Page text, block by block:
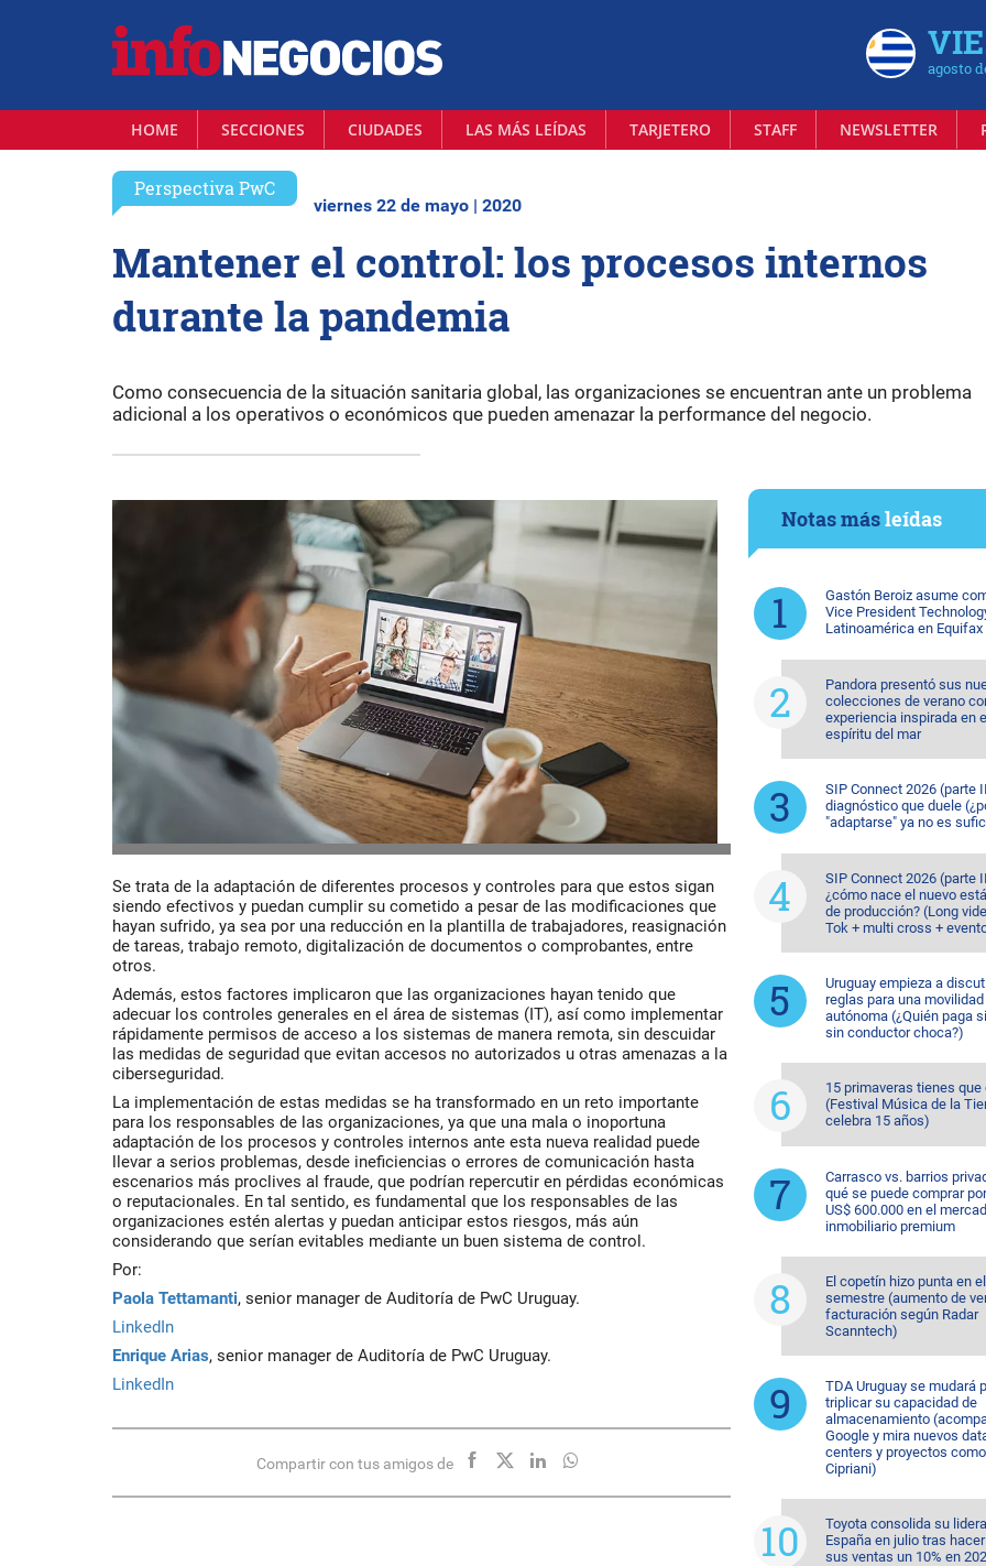
agosto
HOME SECCIONES CIUDADES LAS MÁS LEÍDAS TARJETERO STAFF NEWSLETTER
Perspectiva PwC
viernes 22 de mayo | 2020
Mantener el control: los procesos internos
durante la pandemia
Como consecuencia de la situación sanitaria global, las organizaciones se encuentran ante un problema
adicional a los operativos o económicos que pueden amenazar la performance del negocio.
Se trata de la adaptación de diferentes procesos y controles para que estos sigan
siendo efectivos y puedan cumplir su cometido a pesar de las modificaciones que
hayan sufrido, ya sea por una reducción en la plantilla de trabajadores, reasignación
de tareas, trabajo remoto, digitalización de documentos o comprobantes, entre
otros.
Además, estos factores implicaron que las organizaciones hayan tenido que
adecuar los controles generales en el área de sistemas (IT), así como implementar
rápidamente permisos de acceso a los sistemas de manera remota, sin descuidar
las medidas de seguridad que evitan accesos no autorizados u otras amenazas a la
ciberseguridad.
La implementación de estas medidas se ha transformado en un reto importante
para los responsables de las organizaciones, ya que una mala o inoportuna
adaptación de los procesos y controles internos ante esta nueva realidad puede
llevar a serios problemas, desde ineficiencias o errores de comunicación hasta
escenarios más proclives al fraude, que podrían repercutir en pérdidas económicas
o reputacionales. En tal sentido, es fundamental que los responsables de las
organizaciones estén alertas y puedan anticipar estos riesgos, más aún
considerando que serían evitables mediante un buen sistema de control.
Por:
Paola Tettamanti, senior manager de Auditoría de PwC Uruguay.
LinkedIn
Enrique Arias, senior manager de Auditoría de PwC Uruguay.
LinkedIn
Compartir con tus amigos de
Notas másleídas
Gastón Beroiz asume
Vice President
Latinoamérica en Equifax
Pandora presentó sus
colecciones de verano
experiencia inspirada en
espíritu del mar
SIP Connect 2026 (parte
diagnóstico que duele
"adaptarse" ya no es
SIP Connect 2026 (parte
¿cómo nace el nuevo
de producción? (Long
Tok + multi cross +
Uruguay empieza a
reglas para una movilidad
autónoma (¿Quién paga
sin conductor choca?)
15 primaveras tienes que
(Festival Música de la
celebra 15 años)
Carrasco vs. barrios
qué se puede comprar
US$ 600.000 en el
inmobiliario premium
El copetín hizo punta en
semestre (aumento de
facturación según Radar
Scanntech)
TDA Uruguay se mudará
triplicar su capacidad de
almacenamiento
Google y mira nuevos
centers y proyectos como
Cipriani)
Toyota consolida su
España en julio tras
sus ventas un 10% en